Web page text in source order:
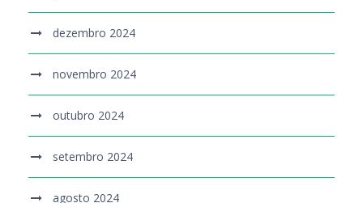
dezembro 2024
novembro 2024
outubro 2024
setembro 2024
agosto 2024